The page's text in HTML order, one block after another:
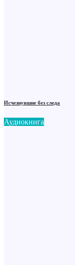
Исчезнувшие без следа
Аудиокнига